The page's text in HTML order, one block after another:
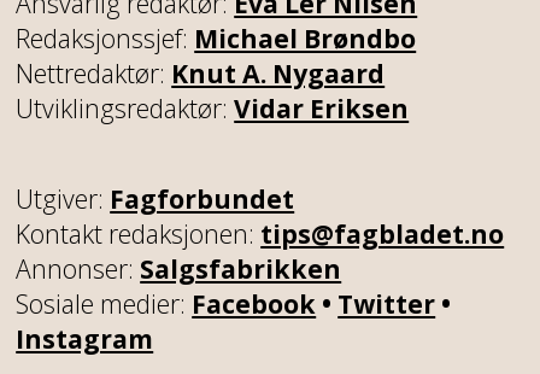
Redaksjonssjef: Michael Brøndbo
Nettredaktør: Knut A. Nygaard
Utviklingsredaktør:Vidar Eriksen
Utgiver: Fagforbundet
Kontakt redaksjonen: tips@fagbladet.no
Annonser: Salgsfabrikken
Sosiale medier: Facebook • Twitter •
Instagram